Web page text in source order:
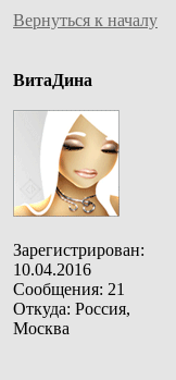
Вернуться к началу
ВитаДина
Зарегистрирован:
10.04.2016
Сообщения: 21
Откуда: Россия,
Москва